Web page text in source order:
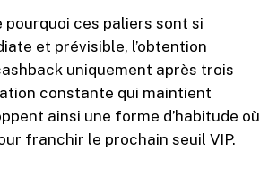
ces paliers sont si
et prévisible, l’obtention
uniquement après trois
constante qui maintient
ainsi une forme d’habitude où
franchir le prochain seuil VIP.